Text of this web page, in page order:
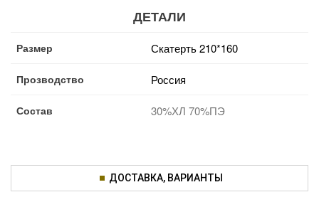
ДЕТАЛИ
Размер Скатерть 210*160
Прозводство Россия
Состав 30%ХЛ 70%ПЭ
ДОСТАВКА, ВАРИАНТЫ